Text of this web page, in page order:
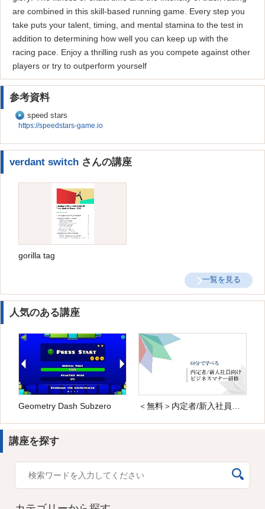
are combined in this skill-based running game. Every step you
take puts your talent, timing, and mental stamina to the test in
addition to determining how well you can keep up with the
racing pace. Enjoy a thrilling rush as you compete against other
players or try to outperform yourself
参考資料
speed stars
https://speedstars-game.io
verdant switch さんの講座
gorilla tag
一覧を見る
人気のある講座
Geometry Dash Subzero
講座を探す